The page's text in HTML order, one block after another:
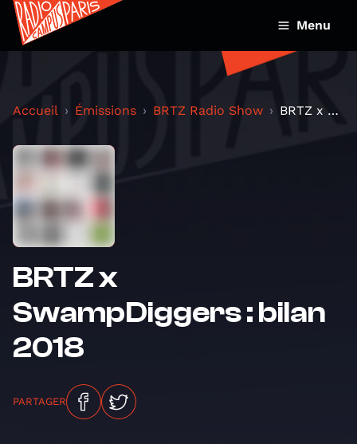
Menu
Accueil Émissions BRTZ Radio Show BRTZ x SwampDiggers : bilan 2018
BRTZ x
SwampDiggers : bilan
2018
PARTAGER